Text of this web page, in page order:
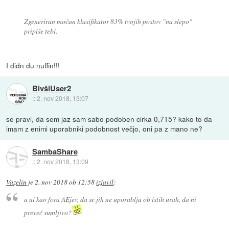
Zgeneriran močan klasifikator 83% tvojih postov "na slepo"
pripiše tebi.
I didn du nuffin!!!
BivšiUser2
::2. nov 2018, 13:07
se pravi, da sem jaz sam sabo podoben cirka 0,715? kako to da
imam z enimi uporabniki podobnost večjo, oni pa z mano ne?
SambaShare
::2. nov 2018, 13:09
Vazelin je2. nov 2018 ob 12:58izjavil:
a ni kao fora AEjev, da se jih ne uporablja ob istih urah, da ni
preveč sumljivo?